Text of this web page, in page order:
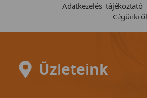
Adatkezelési tájékoztató
Cégünkről
Üzleteink